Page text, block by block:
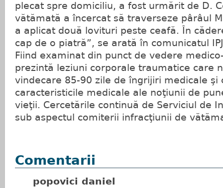
plecat spre domiciliu, a fost urmărit de D.
vătămată a încercat să traverseze pârâul
a aplicat două lovituri peste ceafă. În
cap de o piatră”, se arată în comunicatul
Fiind examinat din punct de vedere
prezintă leziuni corporale traumatice care
vindecare 85-90 zile de îngrijiri medicale şi
caracteristicile medicale ale noţiunii de
vieţii. Cercetările continuă de Serviciul de
sub aspectul comiterii infracţiunii de
Comentarii
popovici daniel